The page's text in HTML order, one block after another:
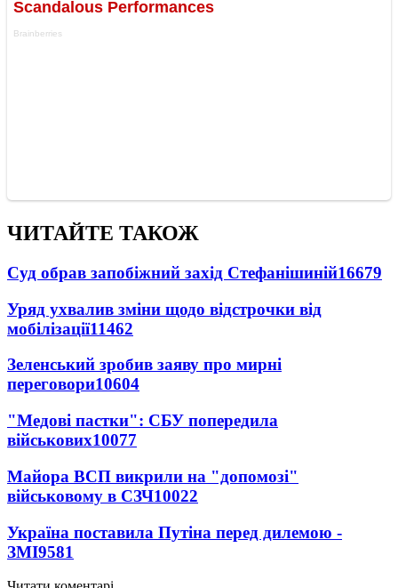
ЧИТАЙТЕ ТАКОЖ
Суд обрав запобіжний захід Стефанішиній16679
Уряд ухвалив зміни щодо відстрочки від
мобілізації11462
Зеленський зробив заяву про мирні
переговори10604
"Медові пастки": СБУ попередила
військових10077
Майора ВСП викрили на "допомозі"
військовому в СЗЧ10022
Україна поставила Путіна перед дилемою -
ЗМІ9581